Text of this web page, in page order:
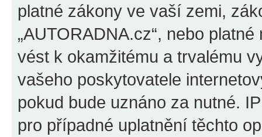
platné zákony ve vaší zemi,
„AUTORADNA.cz“, nebo
vést k okamžitému a trvalému
vašeho poskytovatele
pokud bude uznáno za nutné.
pro případné uplatnění těchto